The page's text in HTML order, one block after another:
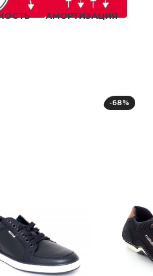
АМОРТИЗАЦИЯ
-68%